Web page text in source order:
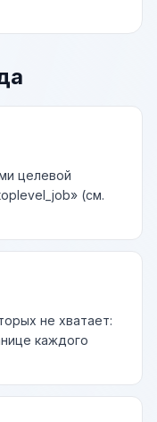
целевой
(см.
не хватает:
каждого